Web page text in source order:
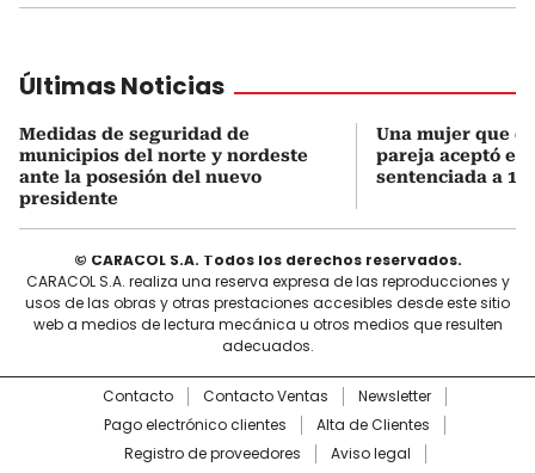
Últimas Noticias
Medidas de seguridad de
municipios del norte y nordeste
ante la posesión del nuevo
presidente
Una mujer que
pareja aceptó el
sentenciada a 18
© CARACOL S.A. Todos los derechos reservados.
CARACOL S.A. realiza una reserva expresa de las reproducciones y
usos de las obras y otras prestaciones accesibles desde este sitio
web a medios de lectura mecánica u otros medios que resulten
adecuados.
Contacto Contacto Ventas
Newsletter
Pago electrónico clientes
Alta de Clientes
Registro de proveedores
Aviso legal